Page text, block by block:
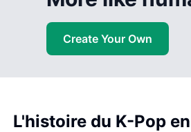
Create Your Own
L'histoire du K-Pop